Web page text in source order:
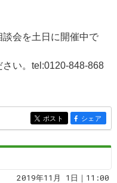
会を土日に開催中で
い。tel:0120-848-868
entry164
ポスト entry164
シェア
2019年11月 1日｜11:00